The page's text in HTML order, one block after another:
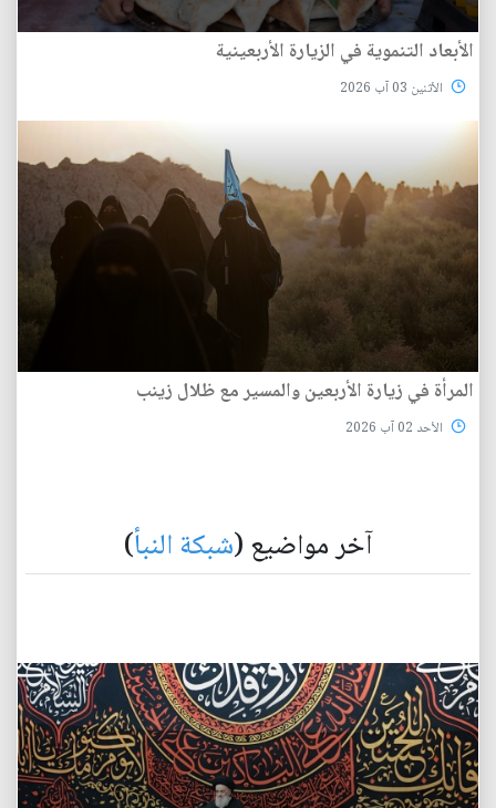
الأبعاد التنموية في الزيارة الأربعينية
الأثنين 03 آب 2026
المرأة في زيارة الأربعين والمسير مع ظلال زينب
الأحد 02 آب 2026
آخر مواضيع (شبكة النبأ)